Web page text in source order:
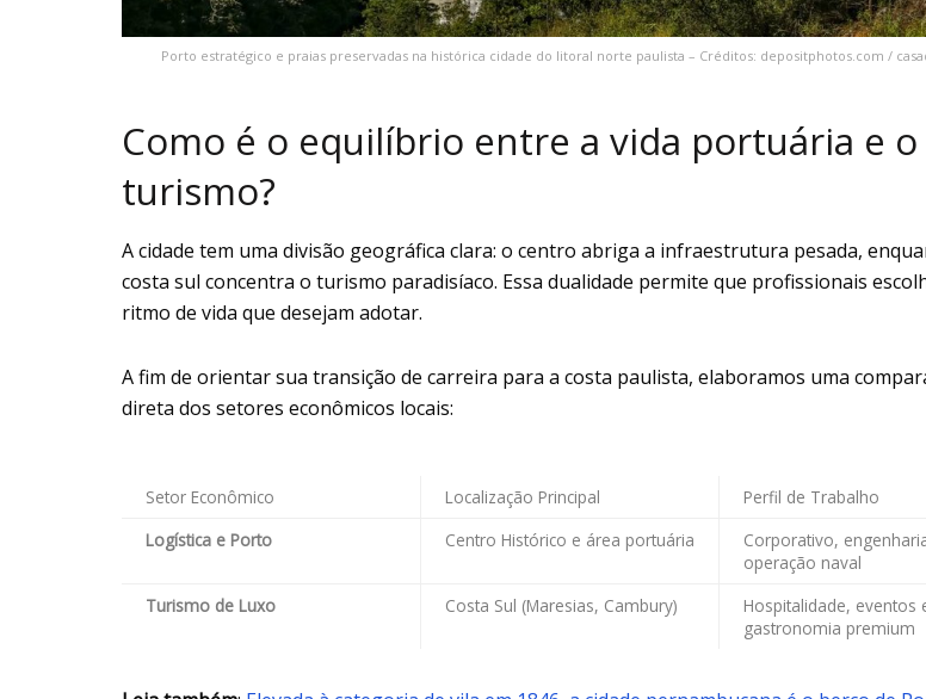
Porto estratégico e praias preservadas na histórica cidade do litoral norte paulista – Créditos: depositphotos.com /
Como é o equilíbrio entre a vida portuária e o
turismo?
A cidade tem uma divisão geográfica clara: o centro abriga a infraestrutura pesada,
costa sul concentra o turismo paradisíaco. Essa dualidade permite que profissionais
ritmo de vida que desejam adotar.
A fim de orientar sua transição de carreira para a costa paulista, elaboramos uma
direta dos setores econômicos locais:
Setor Econômico Localização Principal
Perfil de Trabalho
Logística e Porto
Centro Histórico e área portuária
Corporativo,
operação naval
Turismo de Luxo
Costa Sul (Maresias, Cambury)
Hospitalidade, eventos
gastronomia premium